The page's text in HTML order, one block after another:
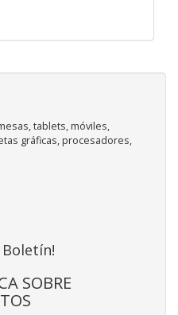
tablets, móviles,
gráficas, procesadores,
SOBRE